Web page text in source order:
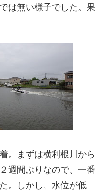
は無い様子でした。果
。まずは横利根川から
週間ぶりなので、一番
。しかし、水位が低